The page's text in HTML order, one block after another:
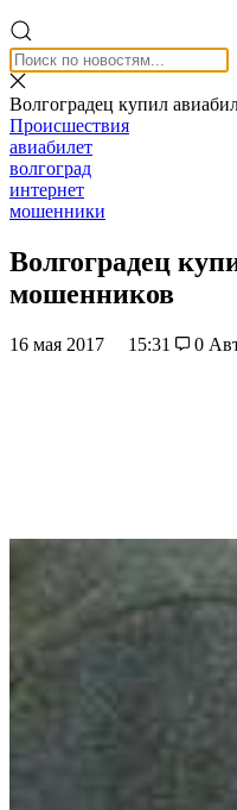
Волгоградец купил
Происшествия
авиабилет
волгоград
интернет
мошенники
Волгоградец
мошенников
16 мая 2017 15:31 0